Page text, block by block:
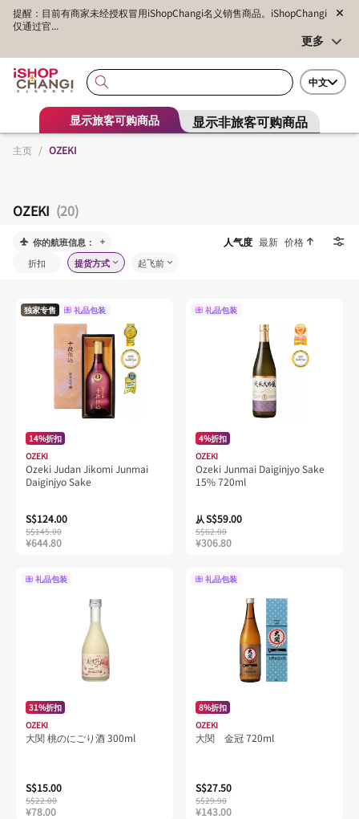
提醒：目前有商家未经授权冒用iShopChangi名义销售商品。iShopChangi
仅通过官...
更多
中文
显示旅客可购商品 显示非旅客可购商品
主页 / OZEKI
OZEKI (20)
你的航班信息： 人气度 最新 价格
折扣 提货方式 起飞前
独家专售 礼品包装
14%折扣
OZEKI
Ozeki Judan Jikomi Junmai
Daiginjyo Sake
S$124.00
S$145.00
¥644.80
礼品包装
4%折扣
OZEKI
Ozeki Junmai Daiginjyo Sake
15% 720ml
从S$59.00
S$62.00
¥306.80
礼品包装
31%折扣
OZEKI
大関 桃のにごり酒 300ml
S$15.00
S$22.00
¥78.00
礼品包装
8%折扣
OZEKI
大関 金冠 720ml
S$27.50
S$29.90
¥143.00